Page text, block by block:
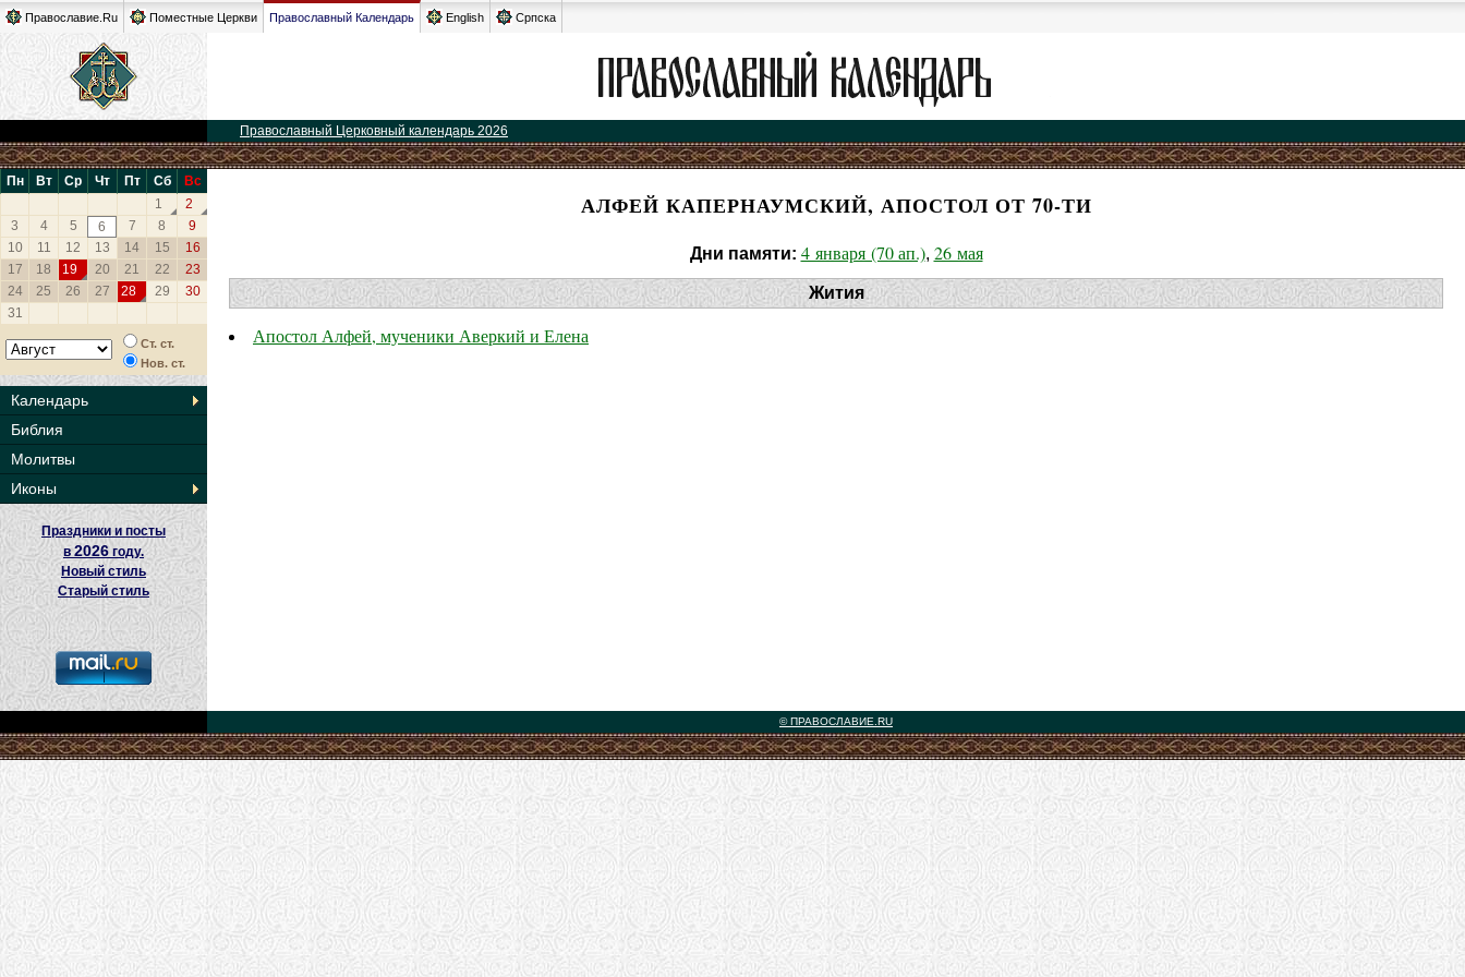
Православие.Ru Поместные Церкви Православный Календарь English Српска
Православный Церковный календарь 2026
Пн Вт Ср Чт Пт Сб
Вс
1
2
3
4 5 6 7 8
9
10
11 12 13 14 15
16
17
18 19 20 21 22
23
24
25 26 27 28 29
30
31
Ст. ст.
Нов. ст.
Календарь
Библия
Молитвы
Иконы
Праздники и посты
в2026 году.
Новый стиль
Старый стиль
АЛФЕЙ КАПЕРНАУМСКИЙ, АПОСТОЛ ОТ 70-ТИ
Дни памяти: 4 января (70 ап.), 26 мая
Жития
Апостол Алфей, мученики Аверкий и Елена
© ПРАВОСЛАВИЕ.RU